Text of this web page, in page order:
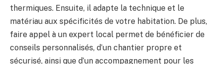
thermiques. Ensuite, il adapte la technique et le
matériau aux spécificités de votre habitation. De plus,
faire appel à un expert local permet de bénéficier de
conseils personnalisés, d’un chantier propre et
sécurisé, ainsi que d’un accompagnement pour les